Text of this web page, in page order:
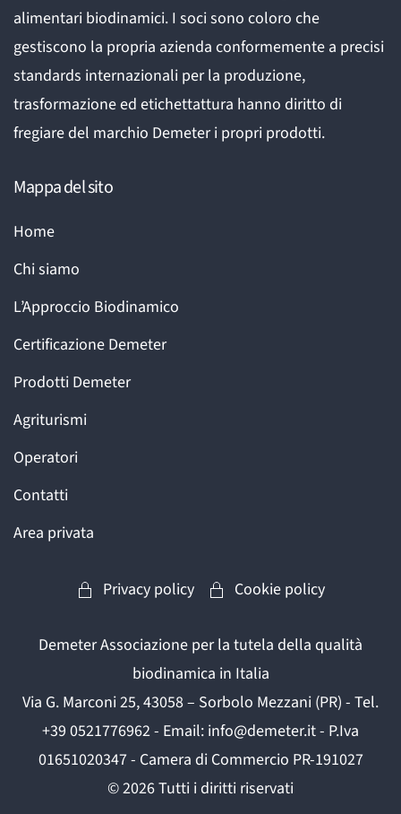
alimentari biodinamici. I soci sono coloro che
gestiscono la propria azienda conformemente a precisi
standards internazionali per la produzione,
trasformazione ed etichettattura hanno diritto di
fregiare del marchio Demeter i propri prodotti.
Mappa del sito
Home
Chi siamo
L’Approccio Biodinamico
Certificazione Demeter
Prodotti Demeter
Agriturismi
Operatori
Contatti
Area privata
Privacy policy Cookie policy
Demeter Associazione per la tutela della qualità
biodinamica in Italia
Via G. Marconi 25, 43058 – Sorbolo Mezzani (PR) - Tel.
+39 0521776962 - Email: info@demeter.it - P.Iva
01651020347 - Camera di Commercio PR-191027
©2026Tutti i diritti riservati